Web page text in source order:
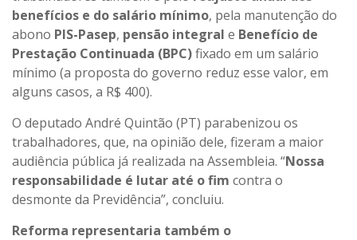
benefícios e do salário mínimo, pela manutenção do
abono PIS-Pasep, pensão integral e Benefício de
Prestação Continuada (BPC)fixado em um salário
mínimo (a proposta do governo reduz esse valor, em
alguns casos, a R$ 400).
O deputado André Quintão (PT) parabenizou os
trabalhadores, que, na opinião dele, fizeram a maior
audiência pública já realizada na Assembleia. “Nossa
responsabilidade é lutar até o fim contra o
desmonte da Previdência”, concluiu.
Reforma representaria também o